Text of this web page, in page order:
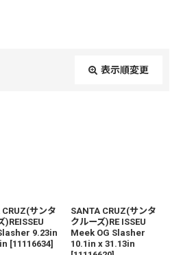
表示順変更
り込む
CRUZ(サンタ
)REISSEU
9.23in
[11116634]
SANTA CRUZ(サンタ
クルーズ)RE ISSEU
Meek OG Slasher
10.1in x 31.13in